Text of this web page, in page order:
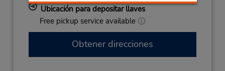
Ubicación para depositar llaves
Free pickup service available
Obtener direcciones